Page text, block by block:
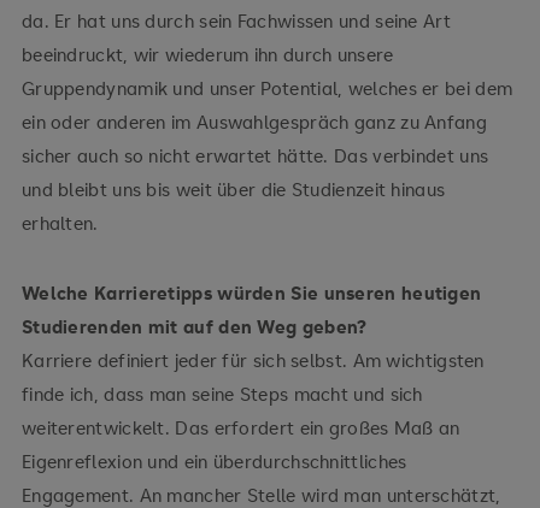
da. Er hat uns durch sein Fachwissen und seine Art
beeindruckt, wir wiederum ihn durch unsere
Gruppendynamik und unser Potential, welches er bei dem
ein oder anderen im Auswahlgespräch ganz zu Anfang
sicher auch so nicht erwartet hätte. Das verbindet uns
und bleibt uns bis weit über die Studienzeit hinaus
erhalten.
Welche Karrieretipps würden Sie unseren heutigen
Studierenden mit auf den Weg geben?
Karriere definiert jeder für sich selbst. Am wichtigsten
finde ich, dass man seine Steps macht und sich
weiterentwickelt. Das erfordert ein großes Maß an
Eigenreflexion und ein überdurchschnittliches
Engagement. An mancher Stelle wird man unterschätzt,